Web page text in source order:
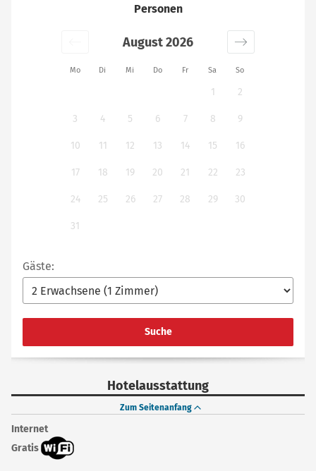
Personen
Mo Di Mi Do Fr Sa So
August 2026
1 2
3 4 5 6 7 8 9
10 11 12 13 14 15 16
17 18 19 20 21 22 23
24 25 26 27 28 29 30
31
Gäste:
Suche
Hotelausstattung
Zum Seitenanfang
Internet
Gratis